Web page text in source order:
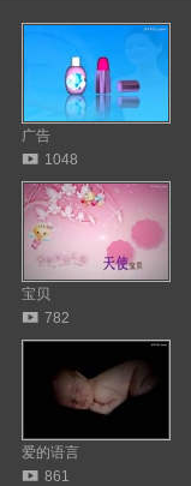
广告
1048
宝贝
782
爱的语言
861